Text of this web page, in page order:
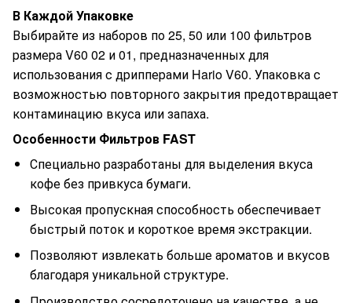
В Каждой Упаковке
Выбирайте из наборов по 25, 50 или 100 фильтров
размера V60 02 и 01, предназначенных для
использования с дрипперами Hario V60. Упаковка с
возможностью повторного закрытия предотвращает
контаминацию вкуса или запаха.
Особенности Фильтров FAST
Специально разработаны для выделения вкуса
кофе без привкуса бумаги.
Высокая пропускная способность обеспечивает
быстрый поток и короткое время экстракции.
Позволяют извлекать больше ароматов и вкусов
благодаря уникальной структуре.